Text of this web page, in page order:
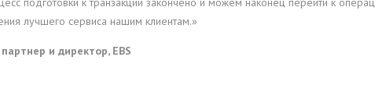
лучшего сервиса нашим клиентам.»
и директор, EBS